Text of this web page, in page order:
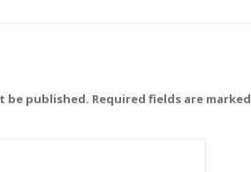
be published. Required fields are marked